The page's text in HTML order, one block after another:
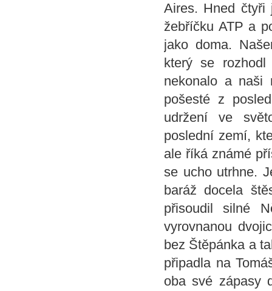
Aires. Hned čtyři
žebříčku ATP a
jako doma.
který se rozhodl
nekonalo a naši
pošesté z
udržení ve
poslední zemí,
ale říká známé
se ucho utrhne.
baráž docela
přisoudil silné
vyrovnanou
bez Štěpánka a
připadla na
oba své zápasy